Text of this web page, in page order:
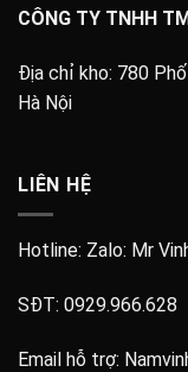
CÔNG TY TNHH
Địa chỉ kho: 780
Hà Nội
LIÊN HỆ
Hotline: Zalo: Mr
SĐT: 0929.966.628
Email hỗ trợ: